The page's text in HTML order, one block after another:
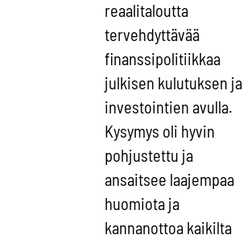
reaalitaloutta
tervehdyttävää
finanssipolitiikkaa
julkisen kulutuksen ja
investointien avulla.
Kysymys oli hyvin
pohjustettu ja
ansaitsee laajempaa
huomiota ja
kannanottoa kaikilta